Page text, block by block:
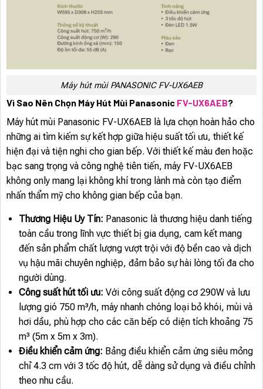
Máy hút mùi PANASONIC FV-UX6AEB
Vì Sao Nên Chọn Máy Hút Mùi Panasonic FV-UX6AEB?
Máy hút mùi Panasonic FV-UX6AEB là lựa chọn hoàn hảo cho
những ai tìm kiếm sự kết hợp giữa hiệu suất tối ưu, thiết kế
hiện đại và tiện nghi cho gian bếp. Với thiết kế màu đen hoặc
bạc sang trọng và công nghệ tiên tiến, máy FV-UX6AEB
không only mang lại không khí trong lành mà còn tạo điểm
nhấn thẩm mỹ cho không gian bếp của bạn.
Thương Hiệu Uy Tín: Panasonic là thương hiệu danh tiếng
toàn cầu trong lĩnh vực thiết bị gia dụng, cam kết mang
đến sản phẩm chất lượng vượt trội với độ bền cao và dịch
vụ hậu mãi chuyên nghiệp, đảm bảo sự hài lòng tối đa cho
người dùng.
Công suất hút tối ưu: Với công suất động cơ 290W và lưu
lượng gió 750 m³/h, máy nhanh chóng loại bỏ khói, mùi và
hơi dầu, phù hợp cho các căn bếp có diện tích khoảng 75
m³ (5m x 5m x 3m).
Điều khiển cảm ứng: Bảng điều khiển cảm ứng siêu mỏng
chỉ 4.3 cm với 3 tốc độ hút, dễ dàng sử dụng và điều chỉnh
theo nhu cầu.